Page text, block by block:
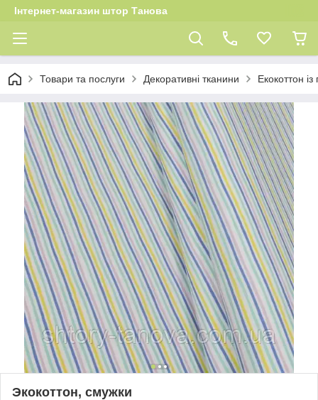
Інтернет-магазин штор Танова
Товари та послуги Декоративні тканини Екокоттон
Экокоттон, смужки